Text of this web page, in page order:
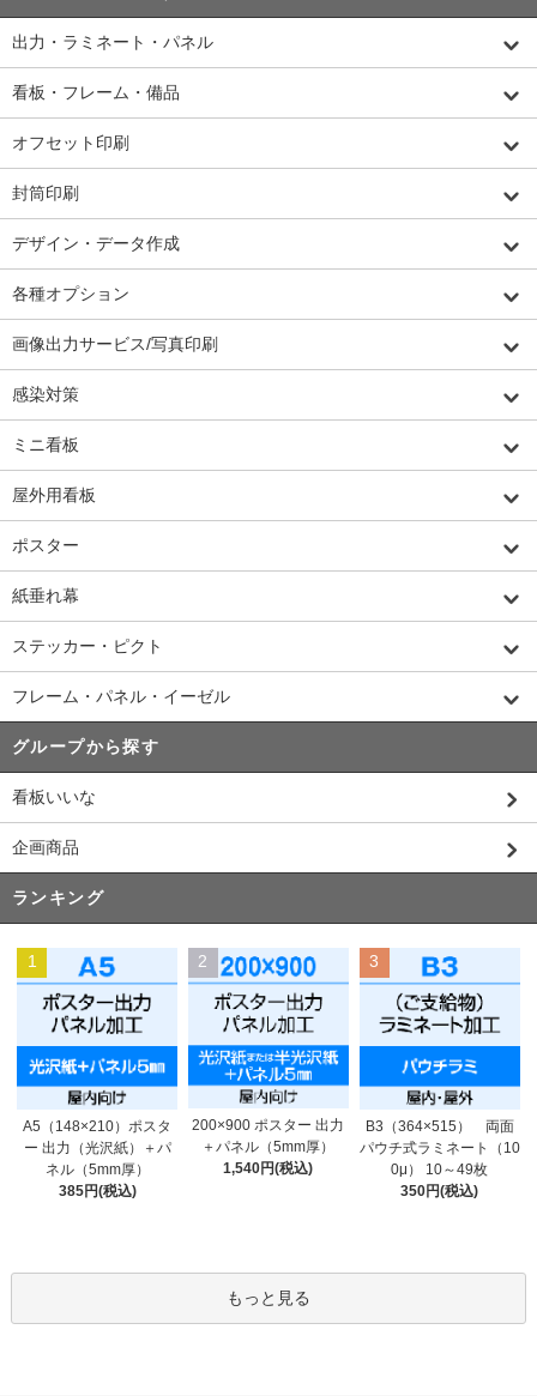
出力・ラミネート・パネル
看板・フレーム・備品
オフセット印刷
封筒印刷
デザイン・データ作成
各種オプション
画像出力サービス/写真印刷
感染対策
ミニ看板
屋外用看板
ポスター
紙垂れ幕
ステッカー・ピクト
フレーム・パネル・イーゼル
グループから探す
看板いいな
企画商品
ランキング
1
A5（148×210）ポスタ
ー 出力（光沢紙）＋パ
ネル（5mm厚）
385円(税込)
2
200×900 ポスター 出力
＋パネル（5mm厚）
1,540円(税込)
3
B3（364×515） 両面
パウチ式ラミネート（10
0μ） 10～49枚
350円(税込)
もっと見る